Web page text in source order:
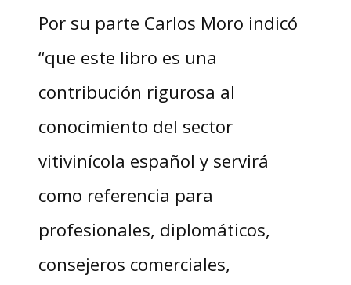
Por su parte Carlos Moro indicó
“que este libro es una
contribución rigurosa al
conocimiento del sector
vitivinícola español y servirá
como referencia para
profesionales, diplomáticos,
consejeros comerciales,